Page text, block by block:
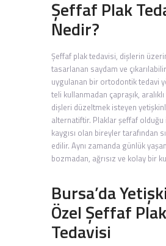
Şeffaf Plak
Nedir?
Şeffaf plak tedavisi, dişlerin
tasarlanan saydam ve
uygulanan bir ortodontik tedavi
teli kullanmadan çapraşık,
dişleri düzeltmek isteyen
alternatiftir. Plaklar şeffaf
kaygısı olan bireyler tarafından
edilir. Aynı zamanda günlük
bozmadan, ağrısız ve kolay bir
Bursa’da
Özel Şeffaf Plak
Tedavisi